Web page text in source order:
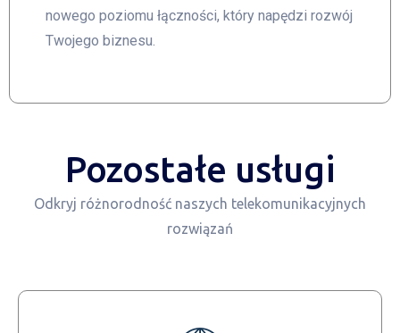
nowego poziomu łączności, który napędzi rozwój
Twojego biznesu.
Pozostałe usługi
Odkryj różnorodność naszych telekomunikacyjnych
rozwiązań